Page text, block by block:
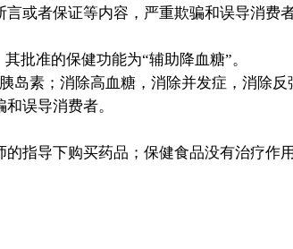
或者保证等内容，严重欺骗和误导消费者
准的保健功能为“辅助降血糖”。
素；消除高血糖，消除并发症，消除反
误导消费者。
导下购买药品；保健食品没有治疗作用